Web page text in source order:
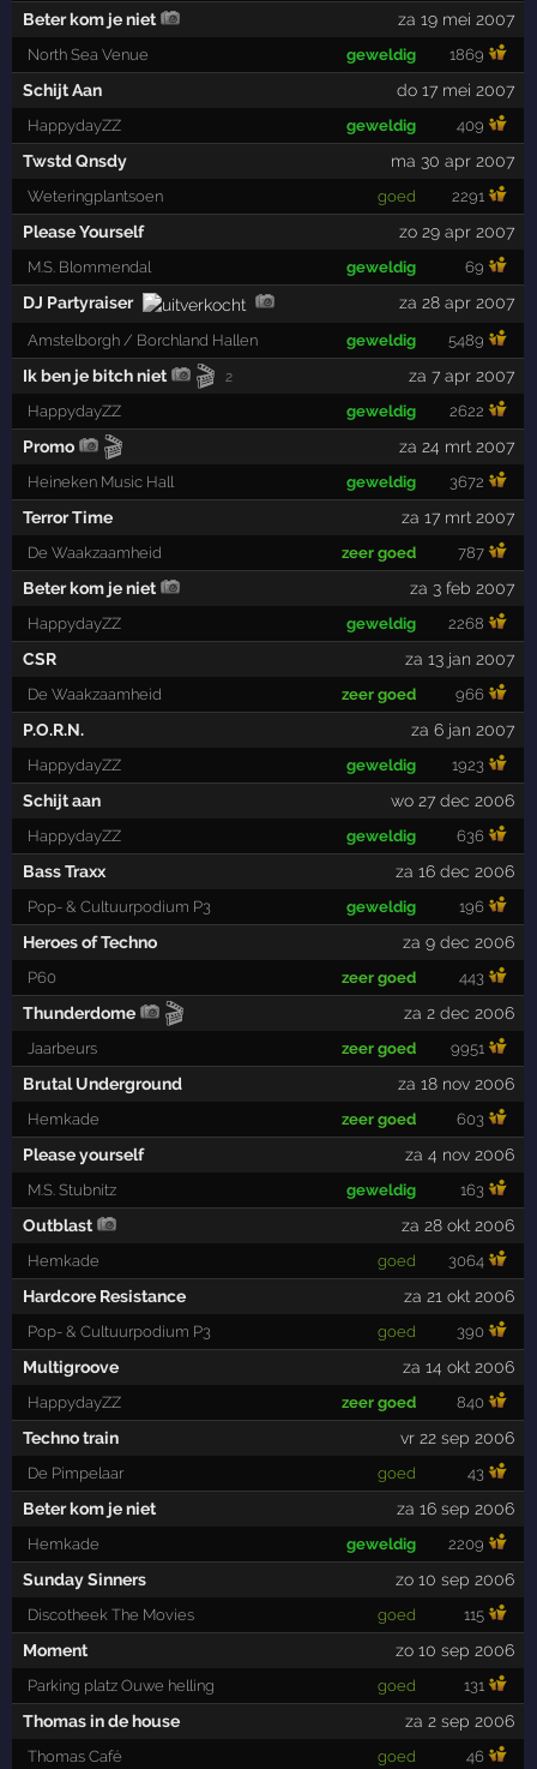
Beter kom je niet za 19 mei 2007
North Sea Venue geweldig 1869
Schijt Aan do 17 mei 2007
HappydayZZ geweldig 409
Twstd Qnsdy ma 30 apr 2007
Weteringplantsoen goed 2291
Please Yourself zo 29 apr 2007
M.S. Blommendal geweldig 69
DJ Partyraiser za 28 apr 2007
Amstelborgh / Borchland Hallen geweldig 5489
Ik ben je bitch niet 🎬 2 za 7 apr 2007
HappydayZZ geweldig 2622
Promo 🎬 za 24 mrt 2007
Heineken Music Hall geweldig 3672
Terror Time za 17 mrt 2007
De Waakzaamheid zeer goed 787
Beter kom je niet za 3 feb 2007
HappydayZZ geweldig 2268
CSR za 13 jan 2007
De Waakzaamheid zeer goed 966
P.O.R.N. za 6 jan 2007
HappydayZZ geweldig 1923
Schijt aan wo 27 dec 2006
HappydayZZ geweldig 636
Bass Traxx za 16 dec 2006
Pop- & Cultuurpodium P3 geweldig 196
Heroes of Techno za 9 dec 2006
P60 zeer goed 443
Thunderdome 🎬 za 2 dec 2006
Jaarbeurs zeer goed 9951
Brutal Underground za 18 nov 2006
Hemkade zeer goed 603
Please yourself za 4 nov 2006
M.S. Stubnitz geweldig 163
Outblast za 28 okt 2006
Hemkade goed 3064
Hardcore Resistance za 21 okt 2006
Pop- & Cultuurpodium P3 goed 390
Multigroove za 14 okt 2006
HappydayZZ zeer goed 840
Techno train vr 22 sep 2006
De Pimpelaar goed 43
Beter kom je niet za 16 sep 2006
Hemkade geweldig 2209
Sunday Sinners zo 10 sep 2006
Discotheek The Movies goed 115
Moment zo 10 sep 2006
Parking platz Ouwe helling goed 131
Thomas in de house za 2 sep 2006
Thomas Café goed 46